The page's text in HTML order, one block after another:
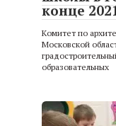
конце
Комитет по
Московской
образовательных